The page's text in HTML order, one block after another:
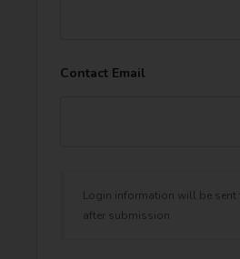
Contact Email
Login information will be sent
after submission